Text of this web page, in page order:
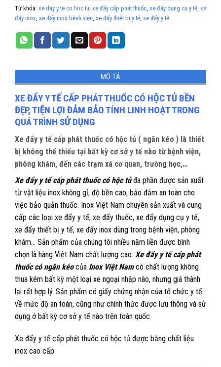
Từ khóa: xe day y te co hoc tu xe đẩy cấp phát thuốc xe đẩy dụng cụ y tế xe
đẩy inox xe đẩy inox bệnh viện xe đẩy thiết bị y tế xe đẩy y tế
MÔ TẢ
XE ĐẨY Y TẾ CẤP PHÁT THUỐC CÓ HỘC TỦ BỀN
ĐẸP, TIỆN LỢI ĐẢM BẢO TÍNH LINH HOẠT TRONG
QUÁ TRÌNH SỬ DỤNG
Xe đẩy y tế cấp phát thuốc có hộc tủ ( ngăn kéo ) là thiết
bị không thể thiếu tại bất kỳ cơ sở y tế nào từ bệnh viện,
phòng khám, đến các trạm xá cơ quan, trường học,…
Xe đẩy y tế cấp phát thuốc có hộc tủđa phần được sản xuất
từ vật liệu inox không gỉ, độ bền cao, bảo đảm an toàn cho
việc bảo quản thuốc. Inox Việt Nam chuyên sản xuất và cung
cấp các loại xe đẩy y tế, xe đẩy thuốc, xe đẩy dụng cụ y tế,
xe đẩy thiết bị y tế, xe đẩy inox dùng trong bệnh viện, phòng
khám… Sản phẩm của chúng tôi nhiều năm liền được bình
chọn là hàng Việt Nam chất lượng cao. Xe đẩy y tế cấp phát
thuốc có ngăn kéocủa Inox Việt Namcó chất lượng không
thua kém bất kỳ một loại xe ngoại nhập nào, nhưng giá thành
lại rất hợp lý. Sản phẩm có giấy chứng nhận của tổ chức y tế
về mức độ an toàn, cũng như chính thức được lưu thông và sử
dụng ở bất kỳ cơ sở y tế nào trên toàn quốc.
Xe đẩy y tế cấp phát thuốc có hộc tủ được bằng chất liệu
inox cao cấp.